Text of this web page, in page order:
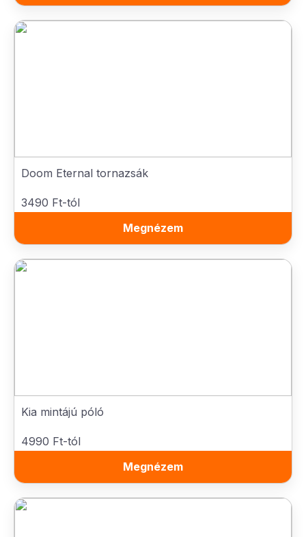
Doom Eternal tornazsák
3490 Ft-tól
Megnézem
Kia mintájú póló
4990 Ft-tól
Megnézem